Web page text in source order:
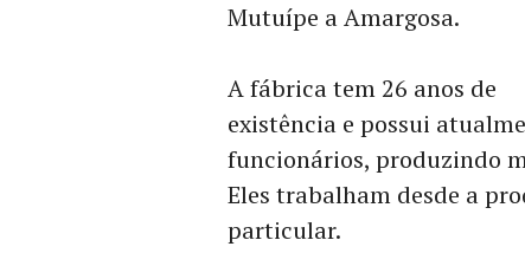
Mutuípe a Amargosa.
A fábrica tem 26 anos de
existência e possui
funcionários, produzindo
Eles trabalham desde a
particular.